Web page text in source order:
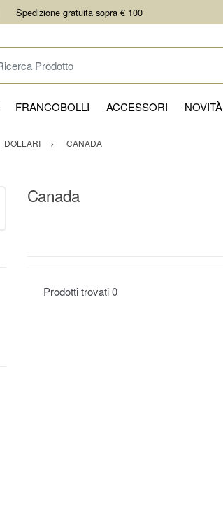
Spedizione gratuita sopra € 100
Prodotto
FRANCOBOLLI ACCESSORI NOVITÀ
DOLLARI CANADA
Canada
Prodotti trovati0